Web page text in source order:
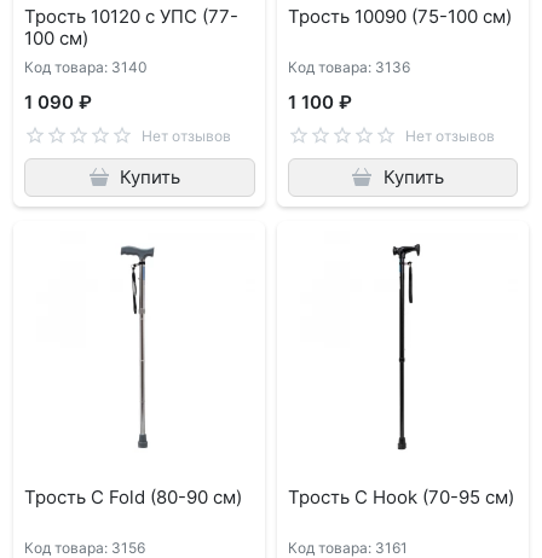
Трость 10120 с УПС (77-
100 см)
Код товара: 3140
1 090 ₽
Нет отзывов
Купить
Трость 10090 (75-100 см)
Код товара: 3136
1 100 ₽
Нет отзывов
Купить
Трость C Fold (80-90 см)
Код товара: 3156
Трость C Hook (70-95 см)
Код товара: 3161